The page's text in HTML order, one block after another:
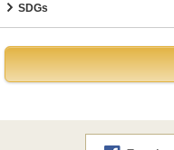
SDGs